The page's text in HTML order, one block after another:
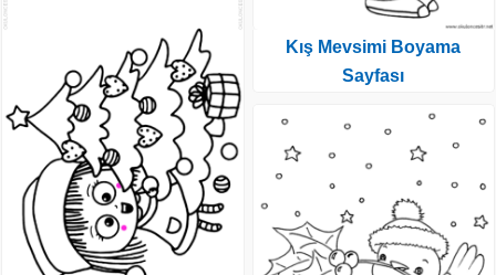
Kış Mevsimi Boyama
Sayfası